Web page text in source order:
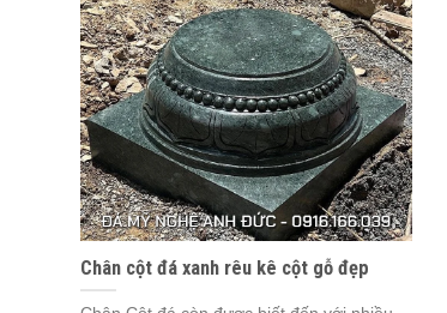
Chân cột đá xanh rêu kê cột gỗ đẹp